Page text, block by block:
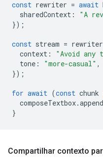
const rewriter = await
sharedContext :
"A
});
const stream = rewriter
context :
"Avoid any
tone : "more-casual" ,
});
for await (const chunk
composeTextbox.append
}
Compartilhar contexto